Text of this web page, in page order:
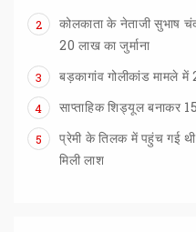
2
कोलकाता के नेताजी सुभाष
20 लाख का जुर्माना
3 बड़कागांव गोलीकांड मामले में
4 साप्ताहिकशिड्यूलबनाकर 15
5
प्रेमी के तिलक में पहुंच गई
मिली लाश